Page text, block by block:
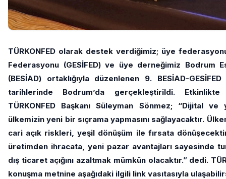
TÜRKONFED olarak destek verdiğimiz; üye
Federasyonu (GESİFED) ve üye derneğimiz Bodrum
(BESİAD) ortaklığıyla düzenlenen 9. BESİAD-
tarihlerinde Bodrum’da gerçekleştirildi. Etkinlikte
TÜRKONFED Başkanı Süleyman Sönmez; “Dijital
ülkemizin yeni bir sıçrama yapmasını sağlayacaktır.
cari açık riskleri, yeşil dönüşüm ile fırsata
üretimden ihracata, yeni pazar avantajları sayesinde
dış ticaret açığını azaltmak mümkün olacaktır.” dedi.
konuşma metnine aşağıdaki ilgili link vasıtasıyla